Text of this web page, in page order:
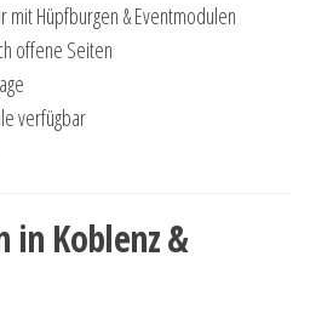
Hüpfburgen & Eventmodulen
offene Seiten
verfügbar
in Koblenz &